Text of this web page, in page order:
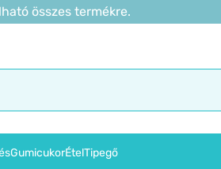
összes termékre.
GumicukorÉtelTipegő